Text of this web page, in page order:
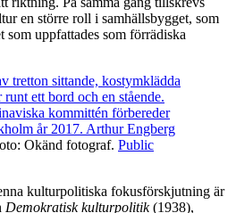
en större roll i samhällsbygget, som
uppfattades som förrädiska
kommittén förbereder
år 2017. Arthur Engberg
Okänd fotograf. Public
kulturpolitiska fokusförskjutning är
Demokratisk kulturpolitik(1938),